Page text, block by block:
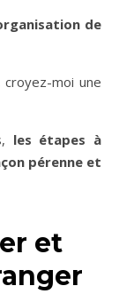
de
moi une
les étapes à
pérenne et
et